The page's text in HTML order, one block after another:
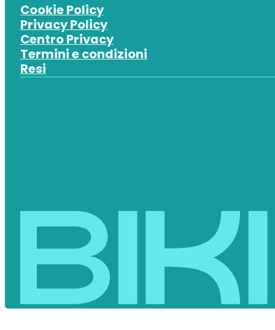
Cookie Policy
Privacy Policy
Centro Privacy
Termini e condizioni
Resi